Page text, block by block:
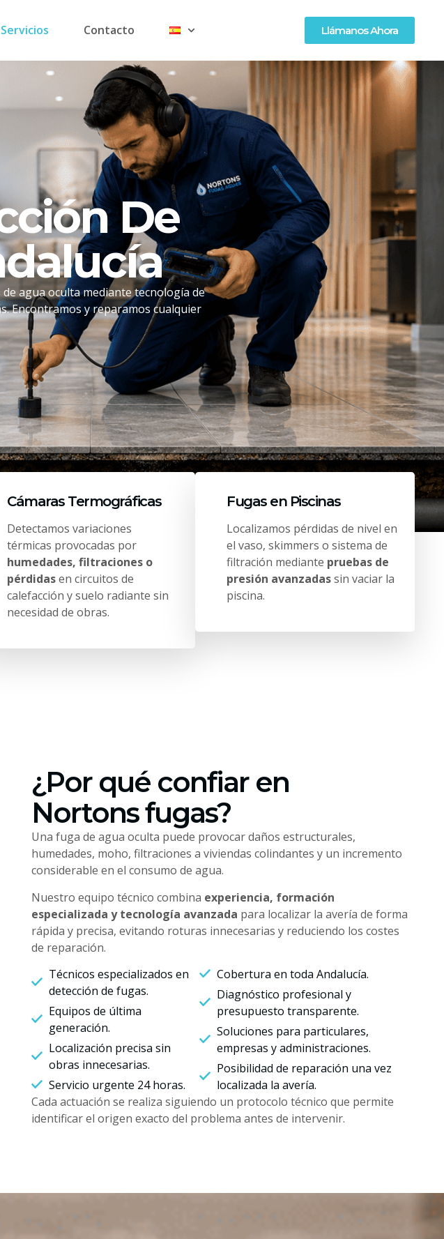
Servicios Contacto Llámanos Ahora
De
agua oculta mediante tecnología de
Encontramos y reparamos cualquier
Cámaras Termográficas
Detectamos variaciones
térmicas provocadas por
humedades, filtraciones o
pérdidasen circuitos de
calefacción y suelo radiante sin
necesidad de obras.
Fugas en Piscinas
Localizamos pérdidas de nivel en
el vaso, skimmers o sistema de
filtración mediante pruebas de
presión avanzadassin vaciar la
piscina.
¿Por qué confiar en
Nortons fugas?
Una fuga de agua oculta puede provocar daños estructurales,
humedades, moho, filtraciones a viviendas colindantes y un incremento
considerable en el consumo de agua.
Nuestro equipo técnico combina experiencia, formación
especializada y tecnología avanzada para localizar la avería de forma
rápida y precisa, evitando roturas innecesarias y reduciendo los costes
de reparación.
Técnicos especializados en
detección de fugas.
Equipos de última
generación.
Localización precisa sin
obras innecesarias.
Servicio urgente 24 horas.
Cobertura en toda Andalucía.
Diagnóstico profesional y
presupuesto transparente.
Soluciones para particulares,
empresas y administraciones.
Posibilidad de reparación una vez
localizada la avería.
Cada actuación se realiza siguiendo un protocolo técnico que permite
identificar el origen exacto del problema antes de intervenir.